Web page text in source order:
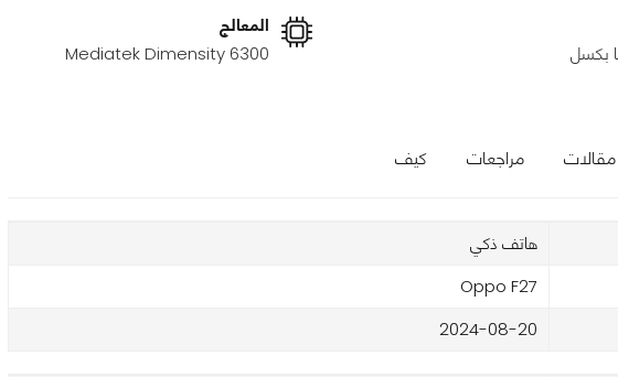
المعالج
Mediatek Dimensity 6300
مقالات مراجعات كيف
هاتف ذكي
Oppo F27
2024-08-20